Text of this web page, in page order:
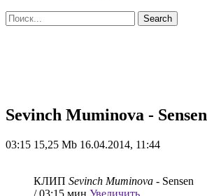
Sevinch Muminova - Sensen
03:15 15,25 Mb 16.04.2014, 11:44
КЛИП Sevinch Muminova - Sensen
/ 03:15 мин Увеличить